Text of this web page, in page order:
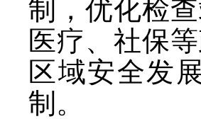
制，优化检
医疗、社保
区域安全发
制。